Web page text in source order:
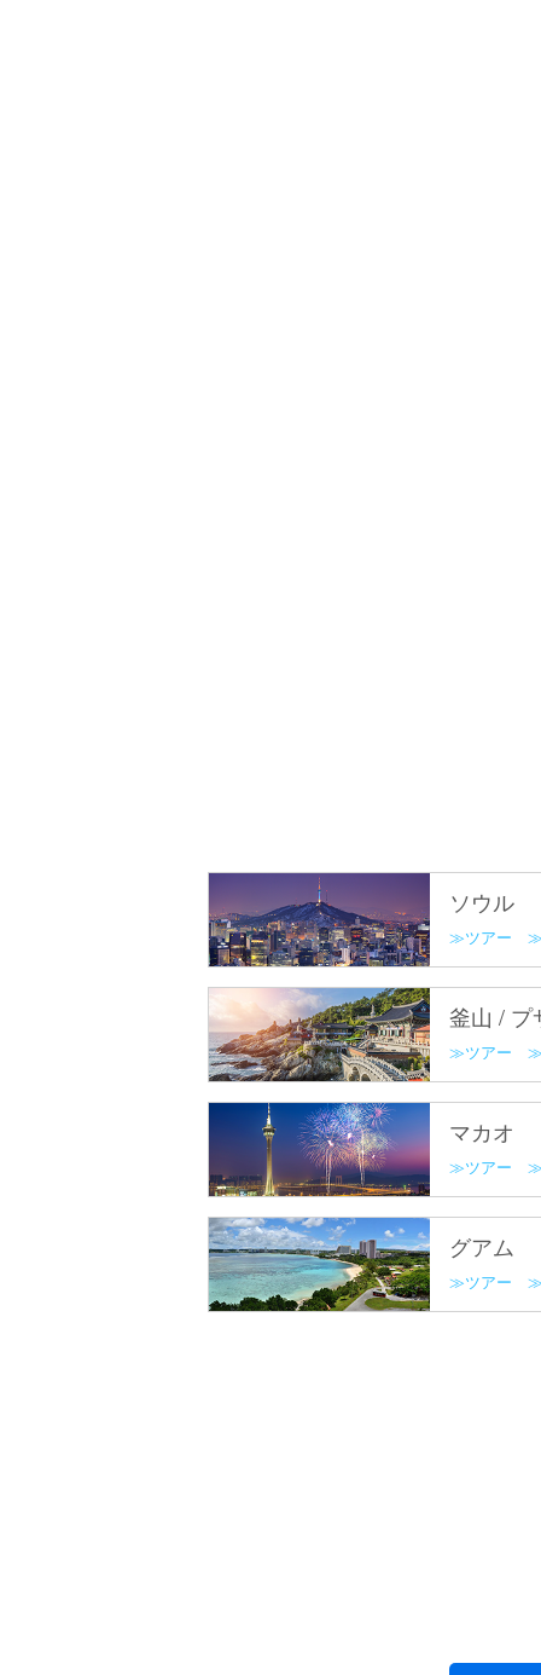
ソウル
ツアー
釜山 / プ
ツアー
マカオ
ツアー
グアム
ツアー